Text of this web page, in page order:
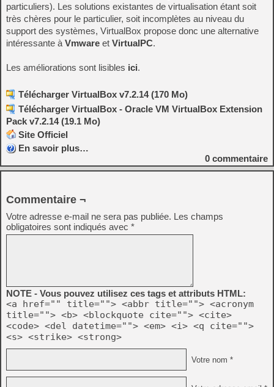
particuliers). Les solutions existantes de virtualisation étant soit
très chères pour le particulier, soit incomplètes au niveau du
support des systèmes, VirtualBox propose donc une alternative
intéressante à Vmware et VirtualPC.
Les améliorations sont lisibles ici.
Télécharger VirtualBox v7.2.14 (170 Mo)
Télécharger VirtualBox - Oracle VM VirtualBox Extension
Pack v7.2.14 (19.1 Mo)
Site Officiel
En savoir plus…
0 commentaire
Commentaire ¬
Votre adresse e-mail ne sera pas publiée. Les champs
obligatoires sont indiqués avec *
NOTE - Vous pouvez utilisez ces tags et attributs HTML:
<a href="" title=""> <abbr title=""> <acronym
title=""> <b> <blockquote cite=""> <cite>
<code> <del datetime=""> <em> <i> <q cite="">
<s> <strike> <strong>
Votre nom *